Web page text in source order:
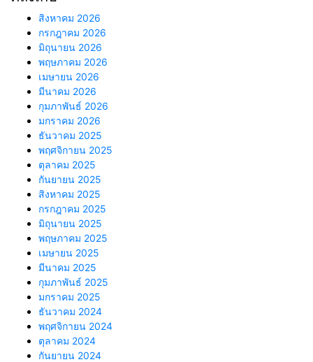
สิงหาคม 2026
กรกฎาคม 2026
มิถุนายน 2026
พฤษภาคม 2026
เมษายน 2026
มีนาคม 2026
กุมภาพันธ์ 2026
มกราคม 2026
ธันวาคม 2025
พฤศจิกายน 2025
ตุลาคม 2025
กันยายน 2025
สิงหาคม 2025
กรกฎาคม 2025
มิถุนายน 2025
พฤษภาคม 2025
เมษายน 2025
มีนาคม 2025
กุมภาพันธ์ 2025
มกราคม 2025
ธันวาคม 2024
พฤศจิกายน 2024
ตุลาคม 2024
กันยายน 2024